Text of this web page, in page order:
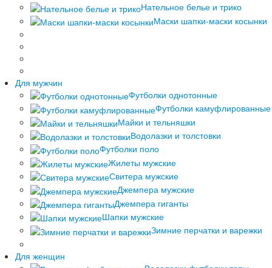
Нательное белье и трико
Маски шапки-маски косынки
Для мужчин
Футболки однотонные
Футболки камуфлированные
Майки и тельняшки
Водолазки и толстовки
Футболки поло
Жилеты мужские
Свитера мужские
Джемпера мужские
Джемпера гиганты
Шапки мужские
Зимние перчатки и варежки
Для женщин